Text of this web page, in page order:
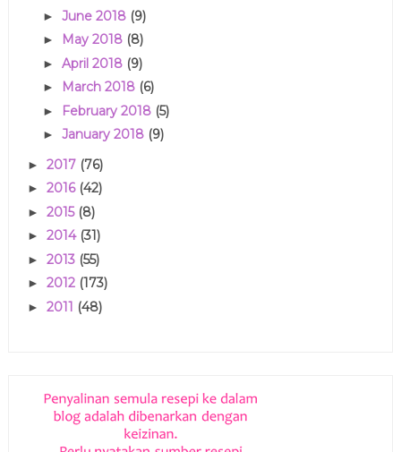
► June 2018 (9)
► May 2018 (8)
► April 2018 (9)
► March 2018 (6)
► February 2018 (5)
► January 2018 (9)
► 2017 (76)
► 2016 (42)
► 2015 (8)
► 2014 (31)
► 2013 (55)
► 2012 (173)
► 2011 (48)